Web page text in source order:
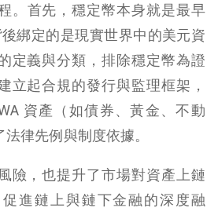
。首先，穩定幣本身就是最早
綁定的是現實世界中的美元資
定義與分類，排除穩定幣為證
立起合規的發行與監理框架，
資產（如債券、黃金、不動
律先例與制度依據。
險，也提升了市場對資產上鏈
進鏈上與鏈下金融的深度融
閱讀文章，天天賺
獎勵
任一文章